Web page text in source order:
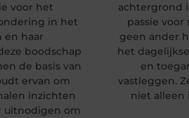
voor het
in het
en haar
boodschap
de basis van
ervan om
inzichten
uitnodigen om
achtergrond
passie voor
geen ander
het
en
vastleggen.
niet alleen